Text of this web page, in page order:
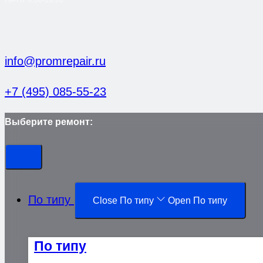
info@promrepair.ru
+7 (495) 085-55-23
Выберите ремонт:
По типу Close По типу Open По типу
По типу